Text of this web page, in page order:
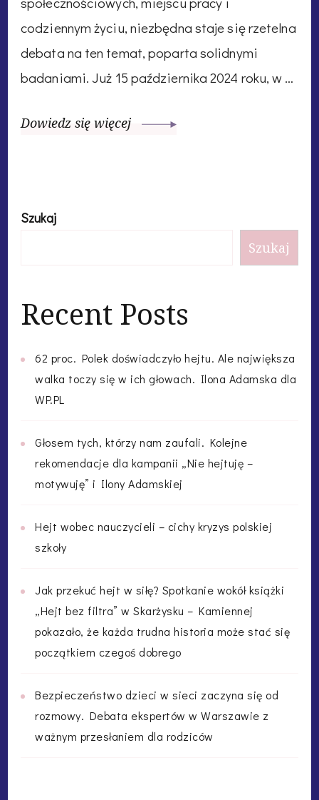
codziennym życiu, niezbędna staje się rzetelna
debata na ten temat, poparta solidnymi
badaniami. Już 15 października 2024 roku, w …
Dowiedz się więcej
Szukaj
Szukaj
Recent Posts
62 proc. Polek doświadczyło hejtu. Ale największa
walka toczy się w ich głowach. Ilona Adamska dla
WP.PL
Głosem tych, którzy nam zaufali. Kolejne
rekomendacje dla kampanii „Nie hejtuję –
motywuję” i Ilony Adamskiej
Hejt wobec nauczycieli – cichy kryzys polskiej
szkoły
Jak przekuć hejt w siłę? Spotkanie wokół książki
„Hejt bez filtra” w Skarżysku – Kamiennej
pokazało, że każda trudna historia może stać się
początkiem czegoś dobrego
Bezpieczeństwo dzieci w sieci zaczyna się od
rozmowy. Debata ekspertów w Warszawie z
ważnym przesłaniem dla rodziców